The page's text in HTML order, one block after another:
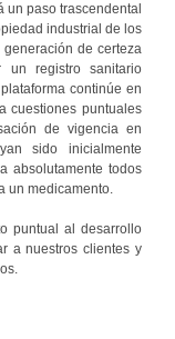
un paso trascendental
industrial de los
de certeza
un registro sanitario
continúe en
cuestiones puntuales
de vigencia en
sido inicialmente
absolutamente todos
un medicamento.
puntual al desarrollo
a nuestros clientes y